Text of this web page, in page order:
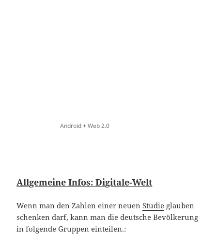
Android + Web 2.0
Allgemeine Infos: Digitale-Welt
Wenn man den Zahlen einer neuenStudie glauben
schenken darf, kann man die deutsche Bevölkerung
in folgende Gruppen einteilen.: